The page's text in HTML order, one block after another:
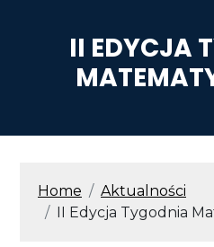
II EDYCJA
ŚCIEŻKA
Home
Aktualności
II Edycja Tygodnia